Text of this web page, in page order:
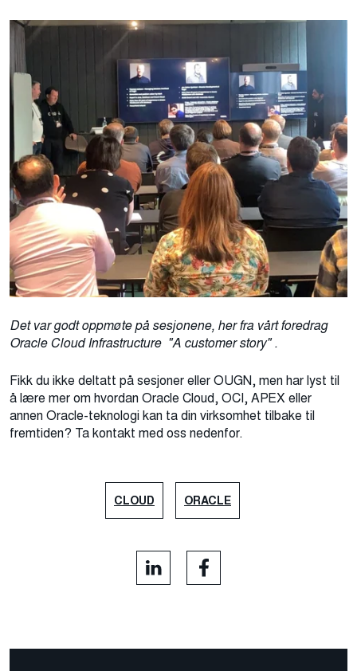
Det var godt oppmøte på sesjonene, her fra vårt foredrag
Oracle Cloud Infrastructure "A customer story" .
Fikk du ikke deltatt på sesjoner eller OUGN, men har lyst til
å lære mer om hvordan Oracle Cloud, OCI, APEX eller
annen Oracle-teknologi kan ta din virksomhet tilbake til
fremtiden? Ta kontakt med oss nedenfor.
CLOUD ORACLE